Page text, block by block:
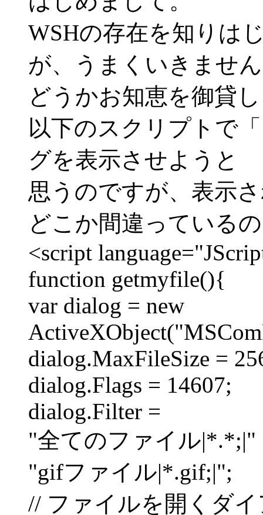
WSHの存在を知りは
が、うまくいきませ
どうかお知恵を御貸
以下のスクリプトで
グを表示させようと
思うのですが、表示
どこか間違っている
<script
function getmyfile(){
var dialog = new
dialog.MaxFileSize =
dialog.Flags = 14607;
dialog.Filter =
"全てのファイル|*.*;|"
"gifファイル|*.gif;|";
// ファイルを開くダ